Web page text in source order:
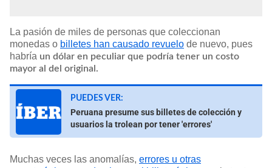
La pasión de miles de personas que coleccionan
monedas o billetes han causado revuelo de nuevo, pues
habría un dólar en peculiar que podría tener un costo
mayor al del original.
PUEDES VER:
Peruana presume sus billetes de colección y
usuarios la trolean por tener 'errores'
Muchas veces las anomalías, errores u otras